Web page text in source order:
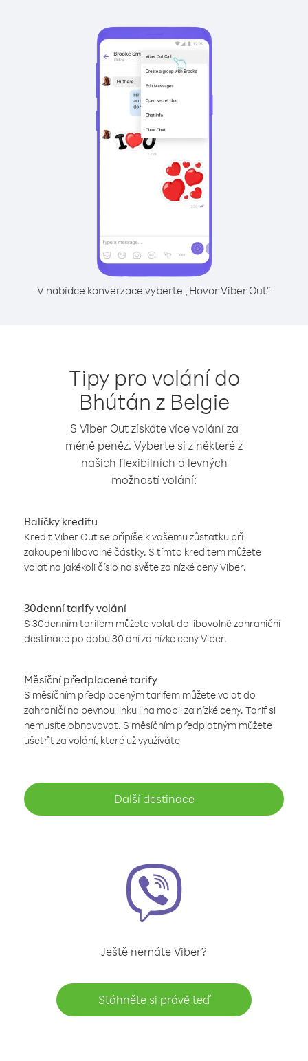
V nabídce konverzace vyberte „Hovor Viber Out“
Tipy pro volání do
Bhútán z Belgie
S Viber Out získáte více volání za
méně peněz. Vyberte si z některé z
našich flexibilních a levných
možností volání:
Balíčky kreditu
Kredit Viber Out se připíše k vašemu zůstatku při
zakoupení libovolné částky. S tímto kreditem můžete
volat na jakékoli číslo na světe za nízké ceny Viber.
30denní tarify volání
S 30denním tarifem můžete volat do libovolné zahraniční
destinace po dobu 30 dní za nízké ceny Viber.
Měsíční předplacené tarify
S měsíčním předplaceným tarifem můžete volat do
zahraničí na pevnou linku i na mobil za nízké ceny. Tarif si
nemusíte obnovovat. S měsíčním předplatným můžete
ušetřit za volání, které už využíváte
Další destinace
Ještě nemáte Viber?
Stáhněte si právě teď